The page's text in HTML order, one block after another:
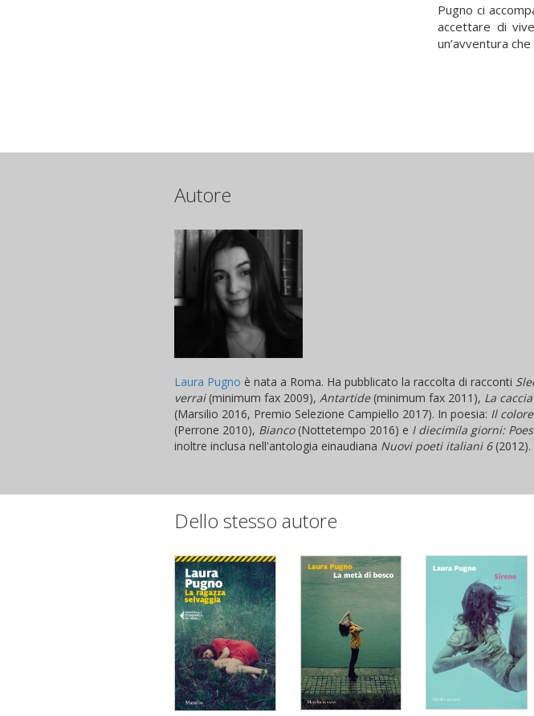
Pugno ci
accettare di
un’avventura
Autore
Laura Pugno è nata a Roma. Ha pubblicato la raccolta di racconti
verrai(minimum fax 2009), Antartide(minimum fax 2011), La caccia
(Marsilio 2016, Premio Selezione Campiello 2017). In poesia: Il
(Perrone 2010), Bianco(Nottetempo 2016) e I diecimila giorni:
inoltre inclusa nell'antologia einaudiana Nuovi poeti italiani 6(2012).
Dello stesso autore